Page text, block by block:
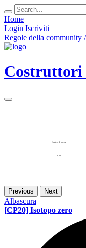
Home
Login Iscriviti
Regole della community
Contest di poesia
n.20
Previous Next
Albascura
[CP20] Isotopo zero